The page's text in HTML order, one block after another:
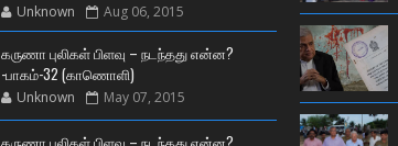
Unknown Aug 06, 2015
கருணா புலிகள் பிளவு – நடந்தது என்ன?
-பாகம்-32 (காணொளி)
Unknown May 07, 2015
கருணா புலிகள் பிளவு – நடந்தது என்ன?